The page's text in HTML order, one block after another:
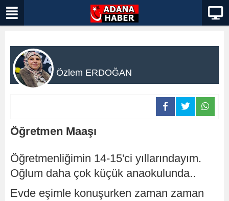
Özlem ERDOĞAN
Öğretmen Maaşı
Öğretmenliğimin 14-15'ci yıllarındayım.
Oğlum daha çok küçük anaokulunda..
Evde eşimle konuşurken zaman zaman